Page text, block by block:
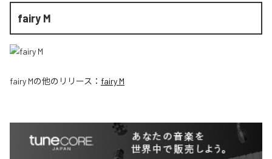
fairy M
fairy Mの他のリリース： fairy M